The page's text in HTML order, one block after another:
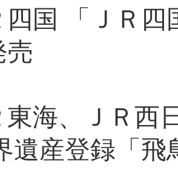
四国 「ＪＲ
売
東海、ＪＲ西
遺産登録「